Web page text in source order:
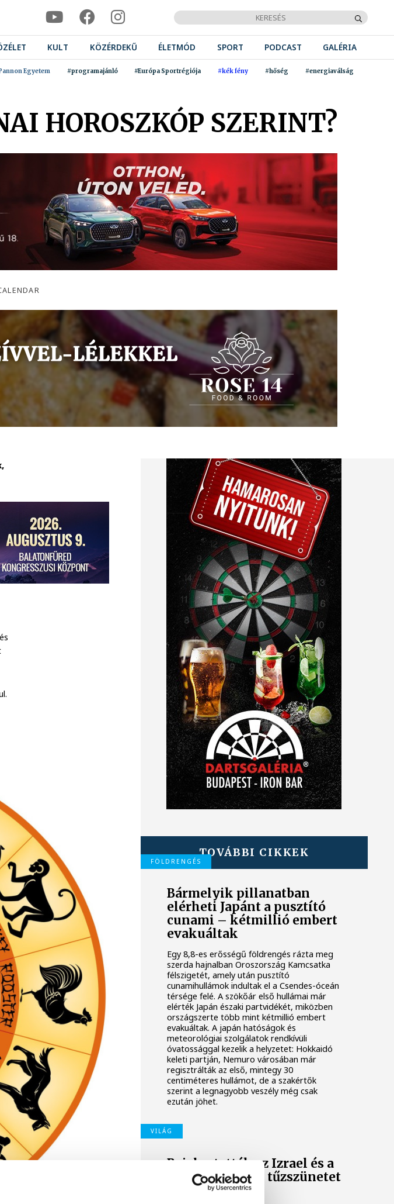
KULT KÖZÉRDEKŰ ÉLETMÓD SPORT PODCAST GALÉRIA
Egyetem #programajánló #Európa Sportrégiója #kék fény #hőség #energiaválság
HOROSZKÓP SZERINT?
TOVÁBBI CIKKEK
FÖLDRENGÉS
Bármelyik pillanatban
elérheti Japánt a pusztító
cunami – kétmillió embert
evakuáltak
Egy 8,8-es erősségű földrengés rázta meg
szerda hajnalban Oroszország Kamcsatka
félszigetét, amely után pusztító
cunamihullámok indultak el a Csendes-óceán
térsége felé. A szökőár első hullámai már
elérték Japán északi partvidékét, miközben
országszerte több mint kétmillió embert
evakuáltak. A japán hatóságok és
meteorológiai szolgálatok rendkívüli
óvatossággal kezelik a helyzetet: Hokkaidó
keleti partján, Nemuro városában már
regisztrálták az első, mintegy 30
centiméteres hullámot, de a szakértők
szerint a legnagyobb veszély még csak
ezután jöhet.
VILÁG
Bejelentették az Izrael és a
Hamász közötti tűzszünetet
és a túszalkut